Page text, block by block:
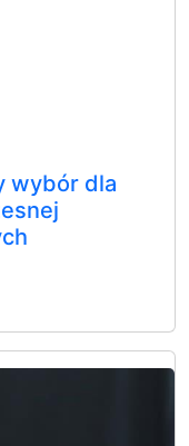
wybór dla